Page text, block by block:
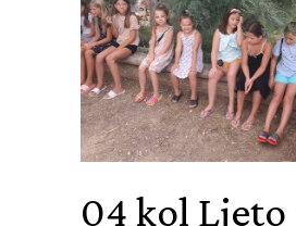
04 kol Ljeto